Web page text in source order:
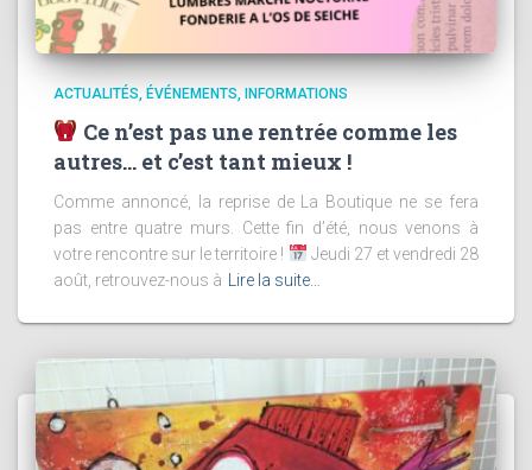
ACTUALITÉS ÉVÉNEMENTS INFORMATIONS
Ce n’est pas une rentrée comme les
autres… et c’est tant mieux !
Comme annoncé, la reprise de La Boutique ne se fera
pas entre quatre murs. Cette fin d’été, nous venons à
votre rencontre sur le territoire !
Jeudi 27 et vendredi 28
août, retrouvez-nous à
Lire la suite…